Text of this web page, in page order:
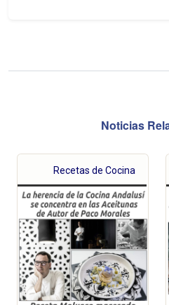
Noticias
Recetas de Cocina